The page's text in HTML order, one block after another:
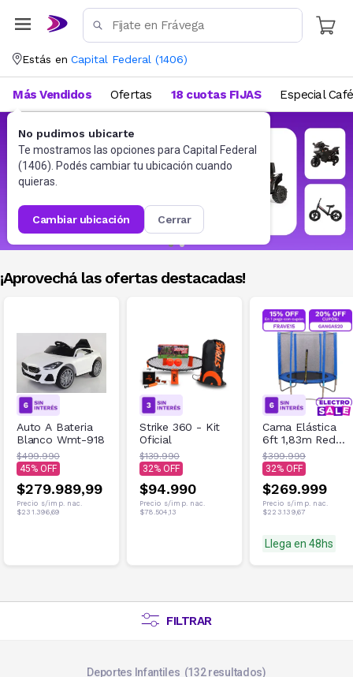
Estás en Capital Federal (1406)
No pudimos ubicarte
Te mostramos las opciones para Capital Federal
(1406). Podés cambiar tu ubicación cuando
quieras.
cambiar ubicación cerrar
Más Vendidos Ofertas 18 cuotas FIJAS Especial Café
¡Aprovechá las ofertas destacadas!
Auto A Bateria
Blanco Wmt-918
$499.990
45
$279.989,99
Precio s/imp. nac.
$231.396,69
Strike 360 - Kit
Oficial
$139.990
32
$94.990
Precio s/imp. nac.
$78.504,13
Cama Elástica
6ft 1,83m Red
de Seguridad
100kg Azul
$399.999
32
$269.999
Precio s/imp. nac.
$223.139,67
Llega en 48hs
FILTRAR
Deportes Infantiles 132resultados